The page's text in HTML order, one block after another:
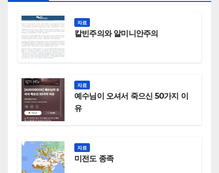
자료
칼빈주의와 알미니안주의
자료
예수님이 오셔서 죽으신 50가지 이
유
자료
미전도 종족